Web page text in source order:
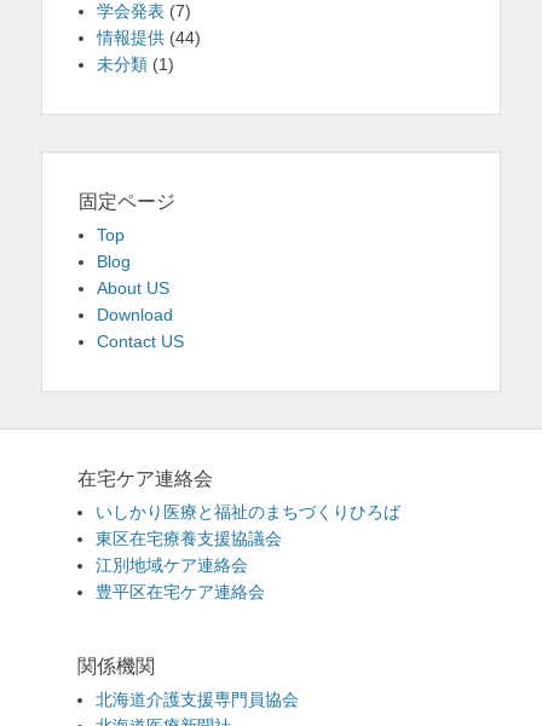
学会発表 (7)
情報提供 (44)
未分類 (1)
固定ページ
Top
Blog
About US
Download
Contact US
在宅ケア連絡会
いしかり医療と福祉のまちづくりひろば
東区在宅療養支援協議会
江別地域ケア連絡会
豊平区在宅ケア連絡会
関係機関
北海道介護支援専門員協会